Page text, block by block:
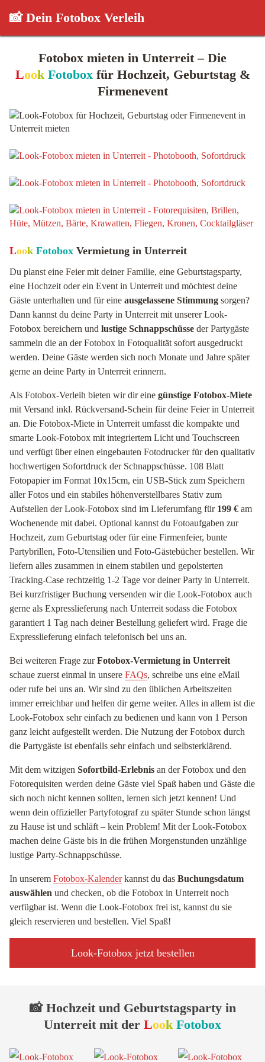
📸 Dein Fotobox Verleih
Fotobox mieten in Unterreit – Die
Look Fotoboxfür Hochzeit, Geburtstag &
Firmenevent
Look Fotobox Vermietung in Unterreit
Du planst eine Feier mit deiner Familie, eine Geburtstagsparty,
eine Hochzeit oder ein Event in Unterreit und möchtest deine
Gäste unterhalten und für eine ausgelassene Stimmung sorgen?
Dann kannst du deine Party in Unterreit mit unserer Look-
Fotobox bereichern und lustige Schnappschüsse der Partygäste
sammeln die an der Fotobox in Fotoqualität sofort ausgedruckt
werden. Deine Gäste werden sich noch Monate und Jahre später
gerne an deine Party in Unterreit erinnern.
Als Fotobox-Verleih bieten wir dir eine günstige Fotobox-Miete
mit Versand inkl. Rückversand-Schein für deine Feier in Unterreit
an. Die Fotobox-Miete in Unterreit umfasst die kompakte und
smarte Look-Fotobox mit integriertem Licht und Touchscreen
und verfügt über einen eingebauten Fotodrucker für den qualitativ
hochwertigen Sofortdruck der Schnappschüsse. 108 Blatt
Fotopapier im Format 10x15cm, ein USB-Stick zum Speichern
aller Fotos und ein stabiles höhenverstellbares Stativ zum
Aufstellen der Look-Fotobox sind im Lieferumfang für 199 € am
Wochenende mit dabei. Optional kannst du Fotoaufgaben zur
Hochzeit, zum Geburtstag oder für eine Firmenfeier, bunte
Partybrillen, Foto-Utensilien und Foto-Gästebücher bestellen. Wir
liefern alles zusammen in einem stabilen und gepolsterten
Tracking-Case rechtzeitig 1-2 Tage vor deiner Party in Unterreit.
Bei kurzfristiger Buchung versenden wir die Look-Fotobox auch
gerne als Expresslieferung nach Unterreit sodass die Fotobox
garantiert 1 Tag nach deiner Bestellung geliefert wird. Frage die
Expresslieferung einfach telefonisch bei uns an.
Bei weiteren Frage zurFotobox-Vermietung in Unterreit
schaue zuerst einmal in unsere FAQs, schreibe uns eine eMail
oder rufe bei uns an. Wir sind zu den üblichen Arbeitszeiten
immer erreichbar und helfen dir gerne weiter. Alles in allem ist die
Look-Fotobox sehr einfach zu bedienen und kann von 1 Person
ganz leicht aufgestellt werden. Die Nutzung der Fotobox durch
die Partygäste ist ebenfalls sehr einfach und selbsterklärend.
Mit dem witzigen Sofortbild-Erlebnis an der Fotobox und den
Fotorequisiten werden deine Gäste viel Spaß haben und Gäste die
sich noch nicht kennen sollten, lernen sich jetzt kennen! Und
wenn dein offizieller Partyfotograf zu später Stunde schon längst
zu Hause ist und schläft – kein Problem! Mit der Look-Fotobox
machen deine Gäste bis in die frühen Morgenstunden unzählige
lustige Party-Schnappschüsse.
In unserem Fotobox-Kalenderkannst du das Buchungsdatum
auswählen und checken, ob die Fotobox in Unterreit noch
verfügbar ist. Wenn die Look-Fotobox frei ist, kannst du sie
gleich reservieren und bestellen. Viel Spaß!
Look-Fotobox jetzt bestellen
📸 Hochzeit und Geburtstagsparty in
Unterreit mit der Look Fotobox